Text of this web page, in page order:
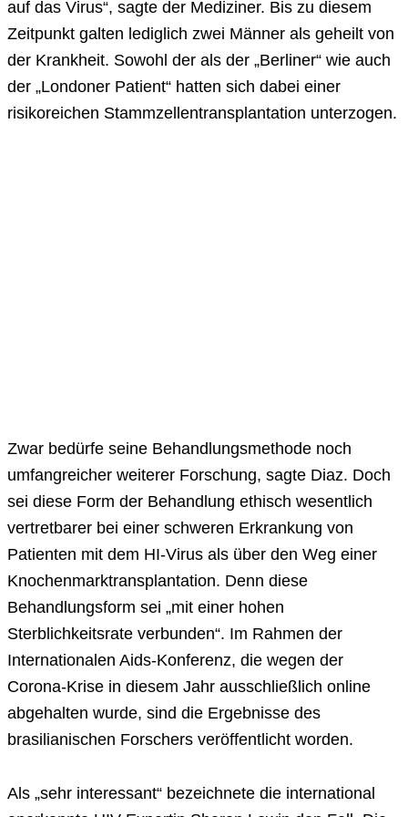
auf das Virus“, sagte der Mediziner. Bis zu diesem
Zeitpunkt galten lediglich zwei Männer als geheilt von
der Krankheit. Sowohl der als der „Berliner“ wie auch
der „Londoner Patient“ hatten sich dabei einer
risikoreichen Stammzellentransplantation unterzogen.
Zwar bedürfe seine Behandlungsmethode noch
umfangreicher weiterer Forschung, sagte Diaz. Doch
sei diese Form der Behandlung ethisch wesentlich
vertretbarer bei einer schweren Erkrankung von
Patienten mit dem HI-Virus als über den Weg einer
Knochenmarktransplantation. Denn diese
Behandlungsform sei „mit einer hohen
Sterblichkeitsrate verbunden“. Im Rahmen der
Internationalen Aids-Konferenz, die wegen der
Corona-Krise in diesem Jahr ausschließlich online
abgehalten wurde, sind die Ergebnisse des
brasilianischen Forschers veröffentlicht worden.
Als „sehr interessant“ bezeichnete die international